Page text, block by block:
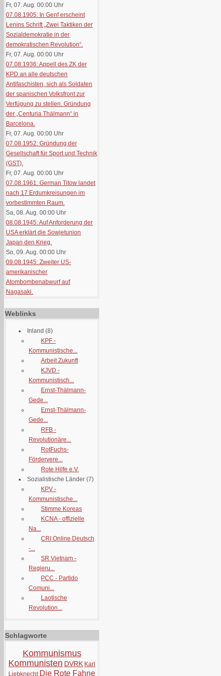
Fr, 07. Aug. 00:00 Uhr
07.08.1905: In Genf erscheint
Lenins Schrift „Zwei Taktiken der
Sozialdemokratie in der
demokratischen Revolution“.
Fr, 07. Aug. 00:00 Uhr
07.08.1936: Appell des ZK der
KPD an alle deutschen
Antifaschisten, sich als Soldaten
der spanischen Volksfront zur
Verfügung zu stellen. Gründung
der „Centuria Thälmann“ in
Barcelona.
Fr, 07. Aug. 00:00 Uhr
07.08.1952: Gründung der
Gesellschaft für Sport und Technik
(GST).
Fr, 07. Aug. 00:00 Uhr
07.08.1961: German Titow landet
nach 17 Erdumkreisungen im
vorbestimmten Raum.
Sa, 08. Aug. 00:00 Uhr
08.08.1945: Auf Anforderung der
USA erklärt die Sowjetunion
Japan den Krieg.
So, 09. Aug. 00:00 Uhr
09.08.1945: Zweiter US-
amerikanischer
Atombombenabwurf auf
Nagasaki.
Weblinks
Inland (8)
KPF -
Kommunistische...
Arbeit Zukunft
KJVD -
Kommunistisch...
Ernst-Thälmann-
Gede...
Ernst-Thälmann-
Gede...
RFB -
Revolutionäre...
RotFuchs-
Fördervere...
Rote Hilfe e.V.
Sozialistische Länder (7)
KPV -
Kommunistische...
Stimme Koreas
KCNA - offizielle
Na...
CRI Online Deutsch
-...
SR Vietnam -
Regieru...
PCC - Partido
Comuni...
Laotische
Revolution...
Schlagworte
Kommunismus
Kommunisten DVRK Karl
Liebknecht Die Rote Fahne